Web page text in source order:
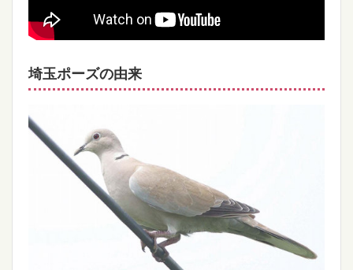
埼玉ポーズの由来